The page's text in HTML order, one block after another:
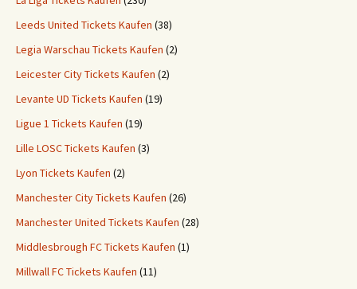
Leeds United Tickets Kaufen (38)
Legia Warschau Tickets Kaufen (2)
Leicester City Tickets Kaufen (2)
Levante UD Tickets Kaufen (19)
Ligue 1 Tickets Kaufen (19)
Lille LOSC Tickets Kaufen (3)
Lyon Tickets Kaufen (2)
Manchester City Tickets Kaufen (26)
Manchester United Tickets Kaufen (28)
Middlesbrough FC Tickets Kaufen (1)
Millwall FC Tickets Kaufen (11)